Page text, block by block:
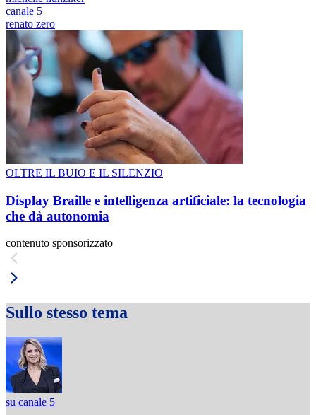
canale 5
renato zero
OLTRE IL BUIO E IL SILENZIO
Display Braille e intelligenza artificiale: la tecnologia
che dà autonomia
contenuto sponsorizzato
Sullo stesso tema
su canale 5